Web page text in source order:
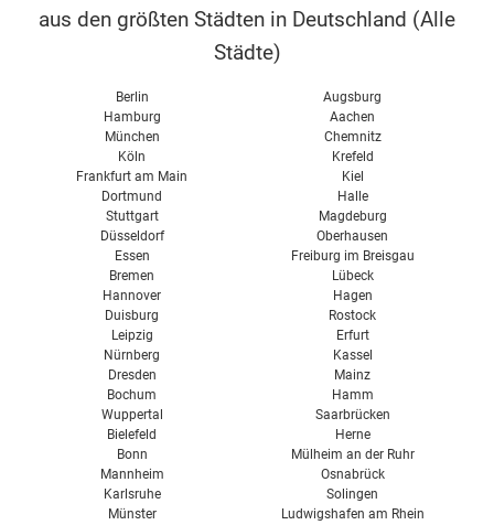
aus den größten Städten in Deutschland (Alle
Städte)
Berlin
Hamburg
München
Köln
Frankfurt am Main
Dortmund
Stuttgart
Düsseldorf
Essen
Bremen
Hannover
Duisburg
Leipzig
Nürnberg
Dresden
Bochum
Wuppertal
Bielefeld
Bonn
Mannheim
Karlsruhe
Münster
Augsburg
Aachen
Chemnitz
Krefeld
Kiel
Halle
Magdeburg
Oberhausen
Freiburg im Breisgau
Lübeck
Hagen
Rostock
Erfurt
Kassel
Mainz
Hamm
Saarbrücken
Herne
Mülheim an der Ruhr
Osnabrück
Solingen
Ludwigshafen am Rhein